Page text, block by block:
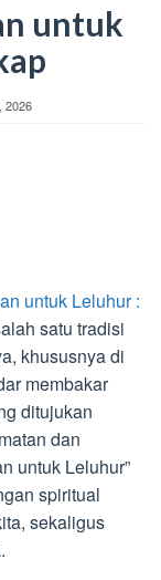
untuk
2026
untuk Leluhur :
satu tradisi
khususnya di
membakar
ditujukan
dan
untuk Leluhur”
spiritual
sekaligus